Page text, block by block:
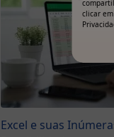
clicar em
Excel e suas